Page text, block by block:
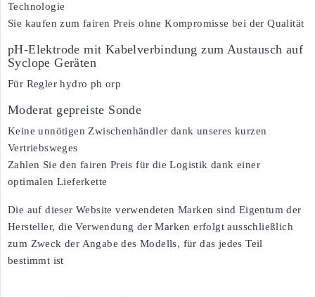
Technologie
Sie kaufen zum fairen Preis ohne Kompromisse bei der Qualität
pH-Elektrode mit Kabelverbindung zum Austausch auf
Syclope Geräten
Für Regler hydro ph orp
Moderat gepreiste Sonde
Keine unnötigen Zwischenhändler dank unseres kurzen
Vertriebsweges
Zahlen Sie den fairen Preis für die Logistik dank einer
optimalen Lieferkette
Die auf dieser Website verwendeten Marken sind Eigentum der
Hersteller, die Verwendung der Marken erfolgt ausschließlich
zum Zweck der Angabe des Modells, für das jedes Teil
bestimmt ist